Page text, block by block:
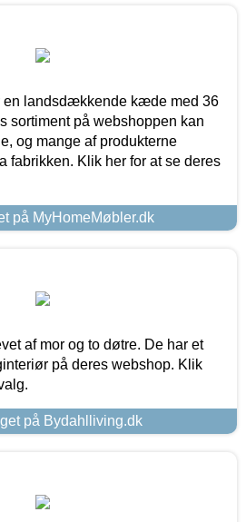
en landsdækkende kæde med 36
sortiment på webshoppen kan
og mange af produkterne
fabrikken. Klik her for at se deres
på MyHomeMøbler.dk
af mor og to døtre. De har et
på deres webshop. Klik
på Bydahlliving.dk